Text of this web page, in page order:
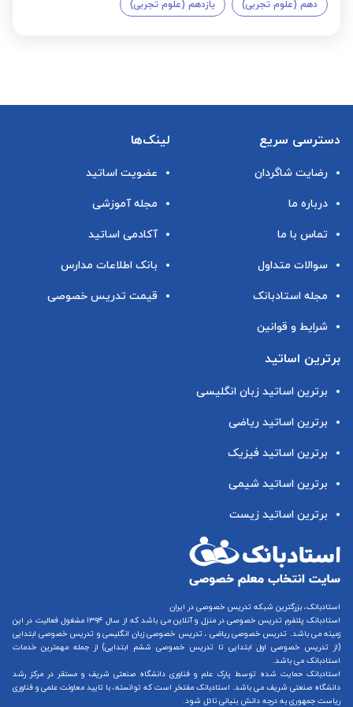
دهم (علوم تجربی) یازدهم (علوم تجربی)
دسترسی سریع
رضایت شاگردان
درباره ما
تماس با ما
سوالات متداول
مجله استادبانک
شرایط و قوانین
لینک‌ها
عضویت اساتید
مجله آموزشی
آکادمی اساتید
بانک اطلاعات مدارس
قیمت تدریس خصوصی
برترین اساتید
برترین اساتید زبان انگلیسی
برترین اساتید ریاضی
برترین اساتید فیزیک
برترین اساتید شیمی
برترین اساتید زیست
استادبانک، بزرگترین شبکه تدریس خصوصی در ایران
استادبانک پلتفرم تدریس خصوصی در منزل و آنلاین
می باشد که از سال ۱۳۹۴ مشغول فعالیت در این
زمینه می باشد. تدریس خصوصی ریاضی ، تدریس خصوصی زبان انگلیسیو تدریس خصوصی ابتدایی
(از تدریس خصوصی اول ابتدایی تا تدریس خصوصی ششم ابتدایی) از جمله مهمترین خدمات
استادبانک می باشد.
استادبانک حمایت شده توسط پارک علم و فناوری دانشگاه صنعتی شریف و مستقر در مرکز رشد
دانشگاه صنعتی شریف می باشد. استادبانک مفتخر است که توانسته، با تایید معاونت علمی و فناوری
ریاست جمهوری به درجه دانش بنیانی نائل شود.